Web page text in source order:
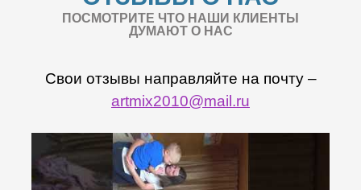
ПОСМОТРИТЕ ЧТО НАШИ КЛИЕНТЫ
ДУМАЮТ О НАС
Свои отзывы направляйте на почту –
artmix2010@mail.ru